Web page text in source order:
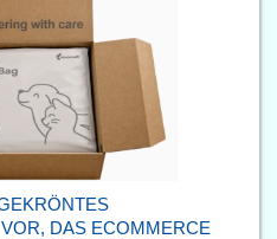
DAS ECOMMERCE